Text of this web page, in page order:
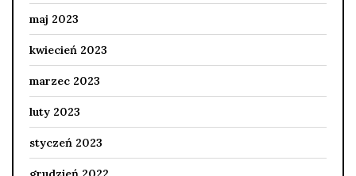
maj 2023
kwiecień 2023
marzec 2023
luty 2023
styczeń 2023